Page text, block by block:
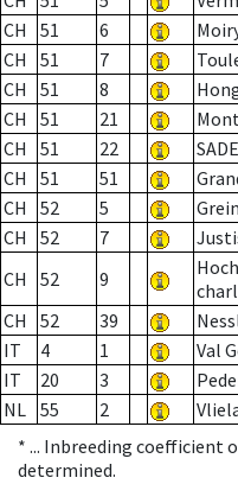
CH
51 6
CH
51 7
CH
51 8
CH
51 21
CH
51 22 SADE
CH
51 51
CH
52 5
CH
52 7
CH
52 9
charl
CH
52 39
IT
4 1 Val
IT
20 3
NL 55 2
* ... Inbreeding coefficient
determined.